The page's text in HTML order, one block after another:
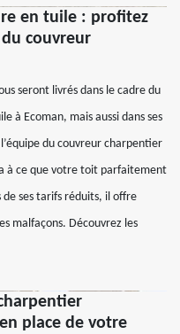
en tuile : profitez
couvreur
seront livrés dans le cadre du
à Ecoman, mais aussi dans ses
du couvreur charpentier
à ce que votre toit parfaitement
de ses tarifs réduits, il offre
malfaçons. Découvrez les
place de votre